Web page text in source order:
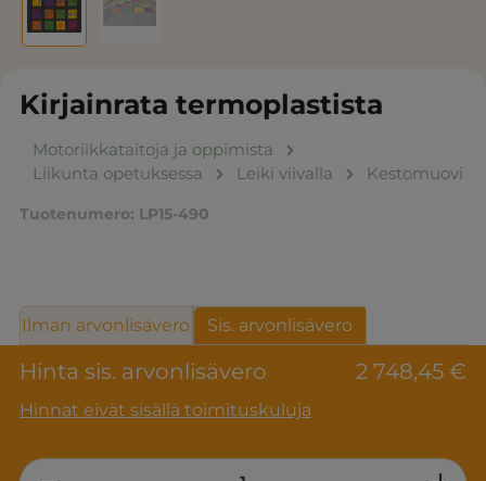
Kirjainrata termoplastista
Motoriikkataitoja ja oppimista
Liikunta opetuksessa
Leiki viivalla Kestomuovi
Tuotenumero: LP15-490
Hinta sis. arvonlisävero 2 748,45 €
Hinnat eivät sisällä toimituskuluja
Ilman arvonlisävero Sis. arvonlisävero
Product Quantity: Enter the desired